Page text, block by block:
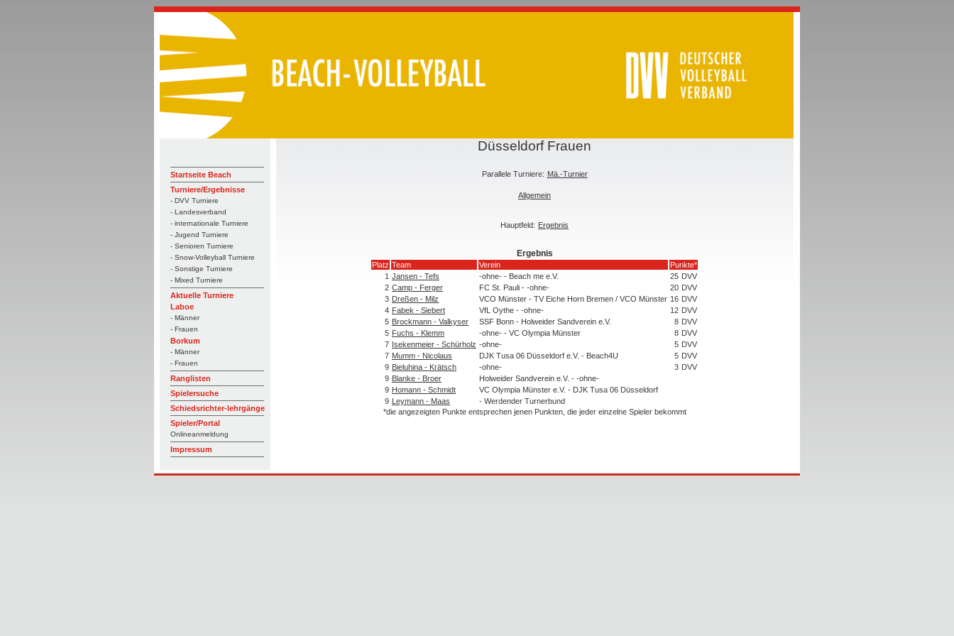
Startseite Beach
Turniere/Ergebnisse
- DVV Turniere
- Landesverband
- internationale Turniere
- Jugend Turniere
- Senioren Turniere
- Snow-Volleyball Turniere
- Sonstige Turniere
- Mixed Turniere
Aktuelle Turniere
Laboe
- Männer
- Frauen
Borkum
- Männer
- Frauen
Ranglisten
Spielersuche
Schiedsrichter-lehrgänge
Spieler/Portal
Onlineanmeldung
Impressum
Düsseldorf Frauen
Parallele Turniere: Mä.-Turnier
Allgemein
Hauptfeld: Ergebnis
Ergebnis
Platz Team Verein
Punkte*
1 Jansen - Tefs -ohne- - Beach me e.V. 25 DVV
2 Camp - Ferger FC St. Pauli - -ohne- 20 DVV
3 Dreßen - Milz VCO Münster - TV Eiche Horn Bremen / VCO Münster 16 DVV
4 Fabek - Siebert VfL Oythe - -ohne- 12 DVV
5 Brockmann - Valkyser SSF Bonn - Holweider Sandverein e.V. 8 DVV
5 Fuchs - Klemm -ohne- - VC Olympia Münster 8 DVV
7 Isekenmeier - Schürholz -ohne- 5 DVV
7 Mumm - Nicolaus DJK Tusa 06 Düsseldorf e.V. - Beach4U 5 DVV
9 Bieluhina - Krätsch -ohne- 3 DVV
9 Blanke - Broer
Holweider Sandverein e.V. - -ohne-
9 Homann - Schmidt
VC Olympia Münster e.V. - DJK Tusa 06 Düsseldorf
9 Leymann - Maas
- Werdender Turnerbund
*die angezeigten Punkte entsprechen jenen Punkten, die jeder einzelne Spieler bekommt